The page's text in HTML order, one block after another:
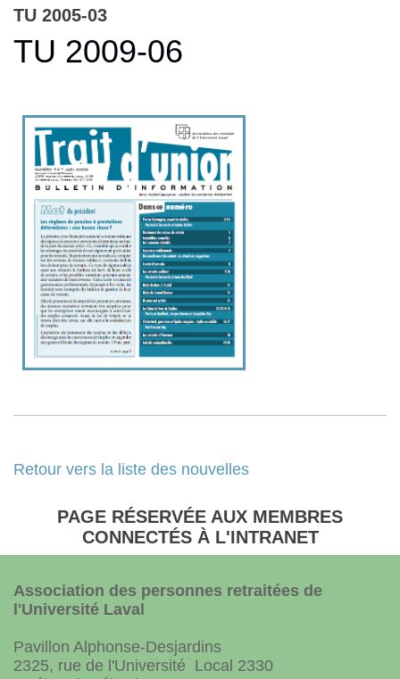
TU 2005-03
TU 2009-06
Retour vers la liste des nouvelles
PAGE RÉSERVÉE AUX MEMBRES
CONNECTÉS À L'INTRANET
Association des personnes retraitées de
l'Université Laval
Pavillon Alphonse-Desjardins
2325, rue de l'Université Local 2330